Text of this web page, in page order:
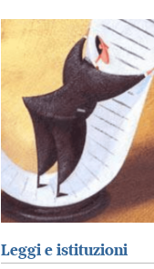
Leggi e istituzioni